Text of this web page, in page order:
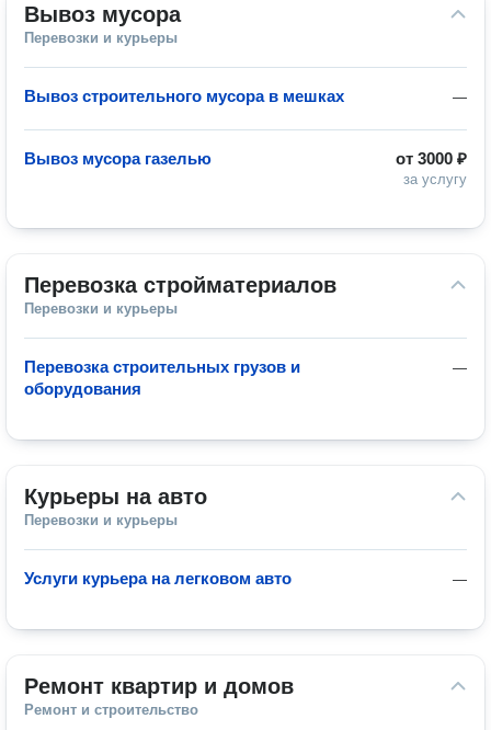
Вывоз мусора
Перевозки и курьеры
—
Вывоз строительного мусора в мешках
от 3000 ₽
за услугу
Вывоз мусора газелью
Перевозка стройматериалов
Перевозки и курьеры
—
Перевозка строительных грузов и
оборудования
Курьеры на авто
Перевозки и курьеры
—
Услуги курьера на легковом авто
Ремонт квартир и домов
Ремонт и строительство